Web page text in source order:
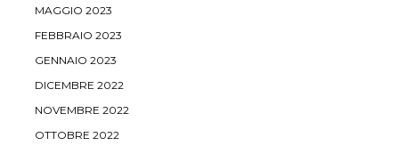
MAGGIO 2023
FEBBRAIO 2023
GENNAIO 2023
DICEMBRE 2022
NOVEMBRE 2022
OTTOBRE 2022